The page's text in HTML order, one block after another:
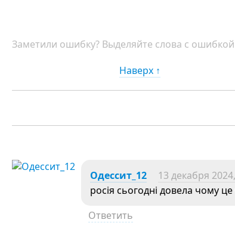
Заметили ошибку? Выделяйте слова с
Наверх ↑
Одессит_12 13 декабря
росія сьогодні довела чому
Ответить